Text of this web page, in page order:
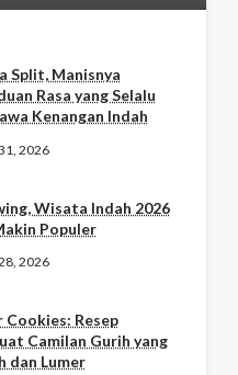
Split, Manisnya
Rasa yang Selalu
Kenangan Indah
2026
Wisata Indah 2026
Populer
2026
Resep
Camilan Gurih yang
dan Lumer